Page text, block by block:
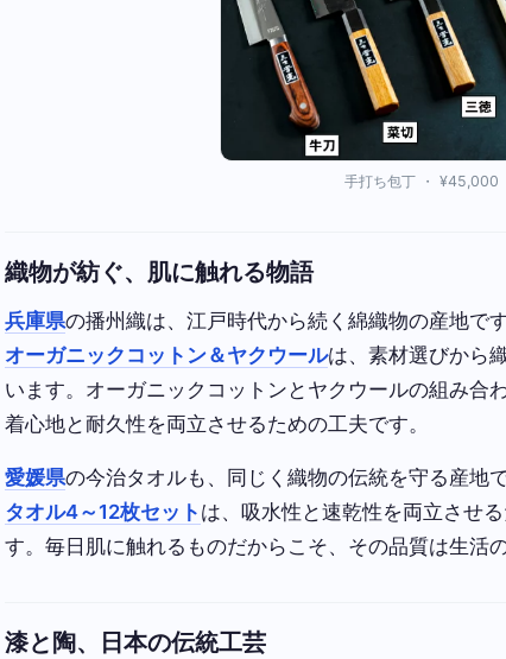
手打ち包丁 ・ ¥45,000
織物が紡ぐ、肌に触れる物語
兵庫県の播州織は、江戸時代から続く綿織物の産地で
オーガニックコットン＆ヤクウールは、素材選びから
います。オーガニックコットンとヤクウールの組み合
着心地と耐久性を両立させるための工夫です。
愛媛県の今治タオルも、同じく織物の伝統を守る産地
タオル4～12枚セット は、吸水性と速乾性を両立させ
す。毎日肌に触れるものだからこそ、その品質は生活
漆と陶、日本の伝統工芸